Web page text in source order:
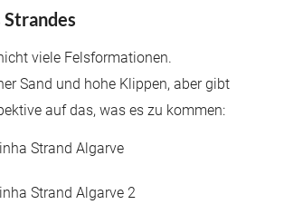
viele Felsformationen.
Sand und hohe Klippen, aber gibt
auf das, was es zu kommen: